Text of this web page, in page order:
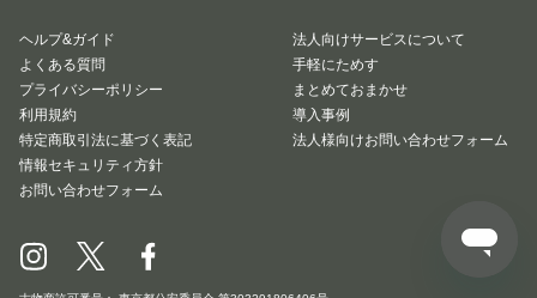
ヘルプ&ガイド
よくある質問
プライバシーポリシー
利用規約
特定商取引法に基づく表記
情報セキュリティ方針
お問い合わせフォーム
法人向けサービスについて
手軽にためす
まとめておまかせ
導入事例
法人様向けお問い合わせフォーム